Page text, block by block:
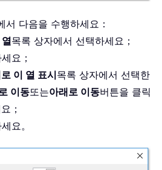
다음을 수행하세요：
목록 상자에서 선택하세요；
요；
이 열 표시목록 상자에서 선택한
이동또는아래로 이동버튼을 클릭
；
요。